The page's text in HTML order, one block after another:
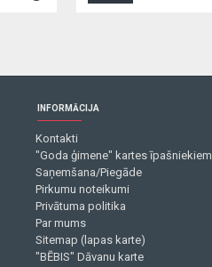
INFORMĀCIJA
Kontakti
"Goda ģimene" kartes īpašniekiem
Saņemšana/Piegāde
Pirkumu noteikumi
Privātuma politika
Par mums
Sitemap (lapas karte)
"BĒBIS" Dāvanu karte